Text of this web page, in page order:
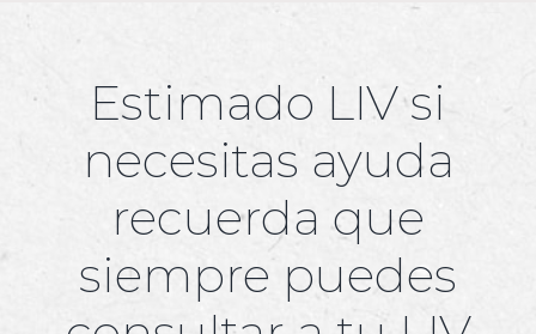
Estimado LIV si
necesitas ayuda
recuerda que
siempre puedes